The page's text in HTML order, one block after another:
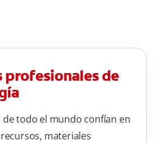
dientes después de cada
profesionales de
todo el mundo confían en
materiales